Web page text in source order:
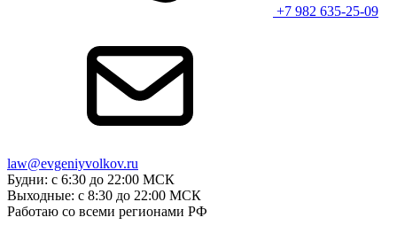
+7 982 635-25-09
law@evgeniyvolkov.ru
Будни: с 6:30 до 22:00 МСК
Выходные: с 8:30 до 22:00 МСК
Работаю со всеми регионами РФ